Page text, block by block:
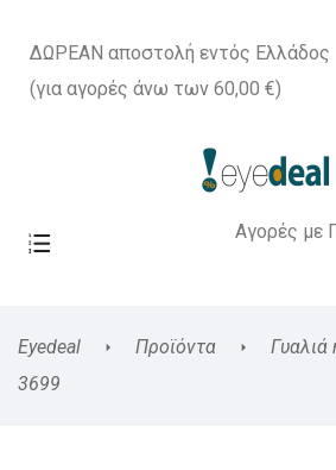
ΔΩΡΕΑΝ αποστολή εντός Ελλάδος
(για αγορές άνω των 60,00 €)
Αγορές με
Eyedeal Προϊόντα Γυαλιά
3699